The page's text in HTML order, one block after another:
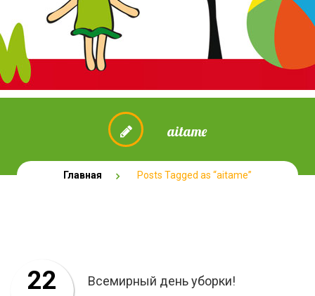
aitame
Главная Posts Tagged as “aitame”
Всемирный день уборки!
22